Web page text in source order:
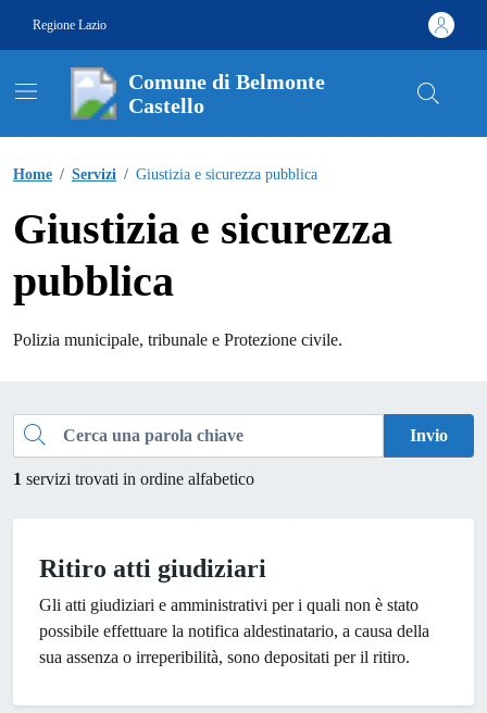
Regione Lazio
Comune di Belmonte
Castello
Home / Servizi / Giustizia e sicurezza pubblica
Giustizia e sicurezza
pubblica
Polizia municipale, tribunale e Protezione civile.
Cerca una parola chiave Invio
1 servizi trovati in ordine alfabetico
Ritiro atti giudiziari
Gli atti giudiziari e amministrativi per i quali non è stato
possibile effettuare la notifica aldestinatario, a causa della
sua assenza o irreperibilità, sono depositati per il ritiro.